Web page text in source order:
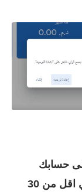
حسابك
ادسنس في قسم تحقيق الربح ، غالبا في اقل من 30